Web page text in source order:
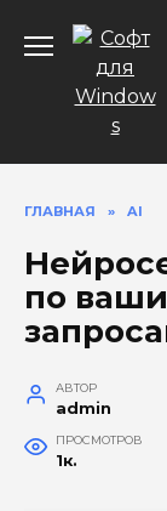
содержанию
ГЛАВНАЯ » AI
по
АВТОР
admin
ПРОСМОТРОВ
1к.